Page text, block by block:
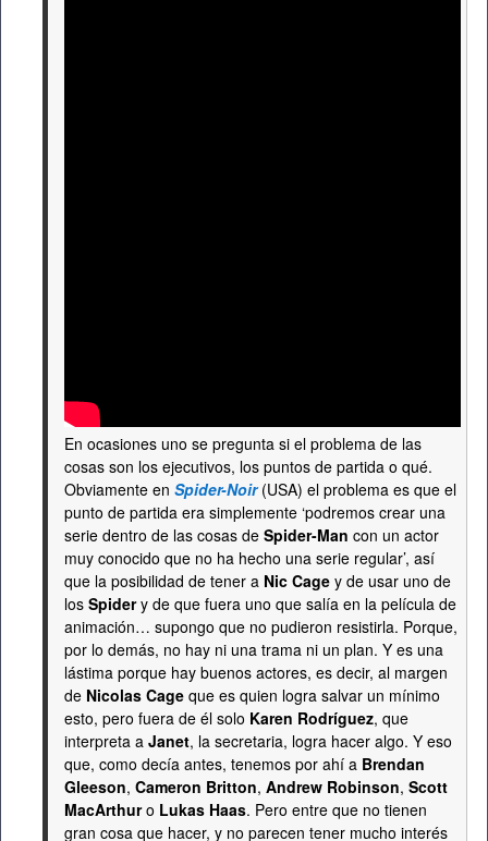
En ocasiones uno se pregunta si el problema de las
cosas son los ejecutivos, los puntos de partida o qué.
Obviamente en Spider-Noir(USA) el problema es que el
punto de partida era simplemente ‘podremos crear una
serie dentro de las cosas de Spider-Man con un actor
muy conocido que no ha hecho una serie regular’, así
que la posibilidad de tener a Nic Cage y de usar uno de
los Spidery de que fuera uno que salía en la película de
animación… supongo que no pudieron resistirla. Porque,
por lo demás, no hay ni una trama ni un plan. Y es una
lástima porque hay buenos actores, es decir, al margen
de Nicolas Cage que es quien logra salvar un mínimo
esto, pero fuera de él solo Karen Rodríguez, que
interpreta a Janet, la secretaria, logra hacer algo. Y eso
que, como decía antes, tenemos por ahí a Brendan
Gleeson, Cameron Britton, Andrew Robinson, Scott
MacArthuro Lukas Haas. Pero entre que no tienen
gran cosa que hacer, y no parecen tener mucho interés